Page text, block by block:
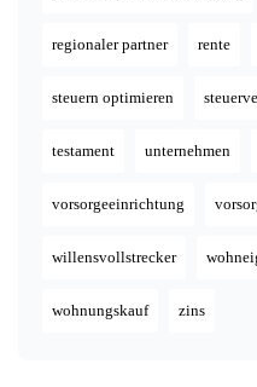
regionaler partner rente
steuern optimieren
testament unternehmen
vorsorgeeinrichtung
willensvollstrecker
wohnungskauf zins